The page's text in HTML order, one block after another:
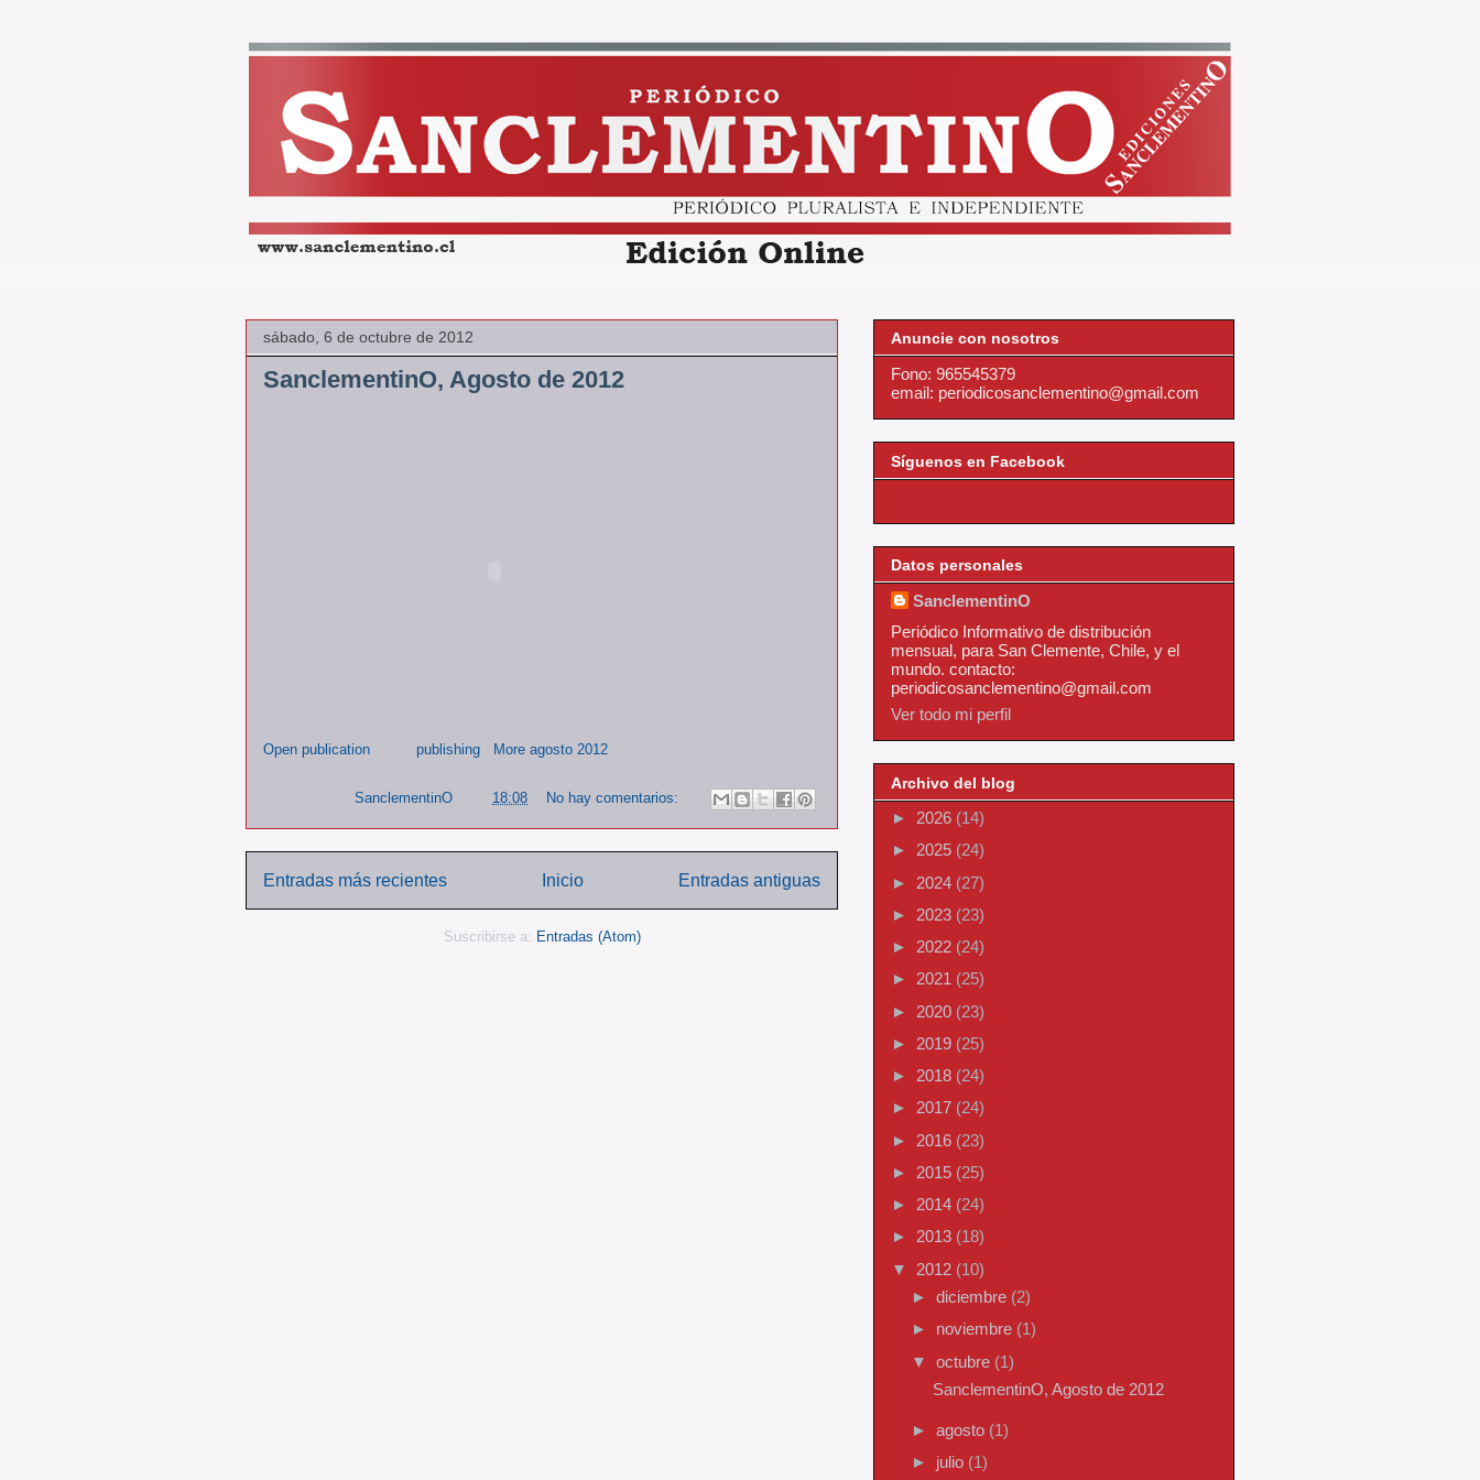
sábado, 6 de octubre de 2012
SanclementinO, Agosto de 2012
Open publication publishing More agosto 2012
SanclementinO 18:08 No hay comentarios:
Entradas más recientes Entradas antiguas
Inicio
Suscribirse a: Entradas (Atom)
Anuncie con nosotros
Fono: 965545379
email: periodicosanclementino@gmail.com
Síguenos en Facebook
Datos personales
SanclementinO
Periódico Informativo de distribución
mensual, para San Clemente, Chile, y el
mundo. contacto:
periodicosanclementino@gmail.com
Ver todo mi perfil
Archivo del blog
► 2026 (14)
► 2025 (24)
► 2024 (27)
► 2023 (23)
► 2022 (24)
► 2021 (25)
► 2020 (23)
► 2019 (25)
► 2018 (24)
► 2017 (24)
► 2016 (23)
► 2015 (25)
► 2014 (24)
► 2013 (18)
▼ 2012 (10)
► diciembre (2)
► noviembre (1)
▼ octubre (1)
SanclementinO, Agosto de 2012
► agosto (1)
► julio (1)